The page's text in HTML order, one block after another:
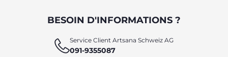
BESOIN D'INFORMATIONS ?
Service Client Artsana Schweiz AG
091-9355087